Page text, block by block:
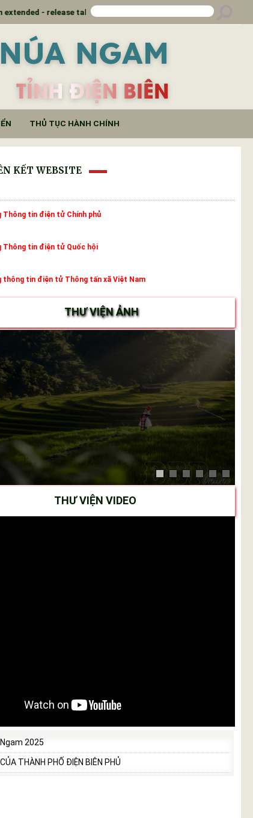
tablet (Theophylline 100mg) Thông báo kết
NGAM
TỈNH ĐIỆN BIÊN
THỦ TỤC HÀNH CHÍNH
KẾT WEBSITE
Thông tin điện tử Chính phủ
Thông tin điện tử Quốc hội
thông tin điện tử Thông tấn xã Việt Nam
THƯ VIỆN ẢNH
THƯ VIỆN VIDEO
2025
THÀNH PHỐ ĐIỆN BIÊN PHỦ